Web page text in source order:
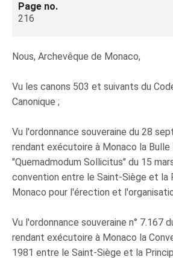
Page no.
216
Nous, Archevêque de Monaco,
Vu les canons 503 et suivants du
Canonique ;
Vu l'ordonnance souveraine du 28
rendant exécutoire à Monaco la
"Quemadmodum Sollicitus" du 15
convention entre le Saint-Siège et la
Monaco pour l'érection et
Vu l'ordonnance souveraine n° 7.167
rendant exécutoire à Monaco la
1981 entre le Saint-Siège et la